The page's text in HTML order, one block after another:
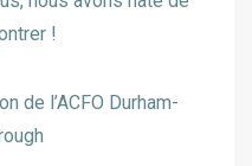
!
de l’ACFO Durham-